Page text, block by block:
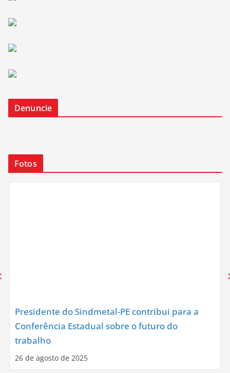
Denuncie
Fotos
Presidente do Sindmetal-PE contribui para a
Conferência Estadual sobre o futuro do
trabalho
26 de agosto de 2025